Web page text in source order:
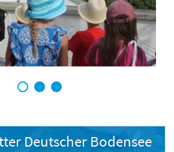
1 2 3
Deutscher Bodensee